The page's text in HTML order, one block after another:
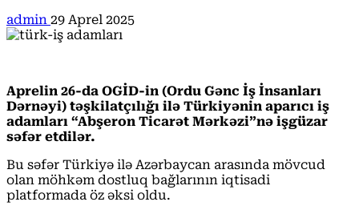
admin 29 Aprel 2025
Aprelin 26-da OGİD-in (Ordu Gənc İş İnsanları
Dərnəyi) təşkilatçılığı ilə Türkiyənin aparıcı iş
adamları “Abşeron Ticarət Mərkəzi”nə işgüzar
səfər etdilər.
Bu səfər Türkiyə ilə Azərbaycan arasında mövcud
olan möhkəm dostluq bağlarının iqtisadi
platformada öz əksi oldu.